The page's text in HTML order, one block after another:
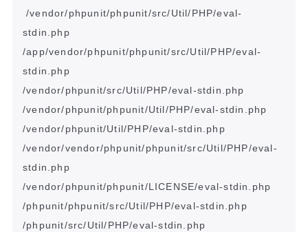
/vendor/phpunit/phpunit/src/Util/PHP/eval-
stdin.php
/app/vendor/phpunit/phpunit/src/Util/PHP/eval-
stdin.php
/vendor/phpunit/src/Util/PHP/eval-stdin.php
/vendor/phpunit/phpunit/Util/PHP/eval-stdin.php
/vendor/phpunit/Util/PHP/eval-stdin.php
/vendor/vendor/phpunit/phpunit/src/Util/PHP/eval-
stdin.php
/vendor/phpunit/phpunit/LICENSE/eval-stdin.php
/phpunit/phpunit/src/Util/PHP/eval-stdin.php
/phpunit/src/Util/PHP/eval-stdin.php